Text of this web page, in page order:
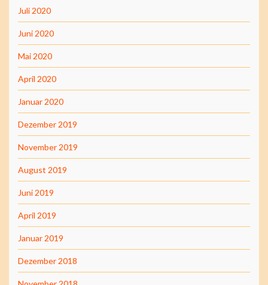
Juli 2020
Juni 2020
Mai 2020
April 2020
Januar 2020
Dezember 2019
November 2019
August 2019
Juni 2019
April 2019
Januar 2019
Dezember 2018